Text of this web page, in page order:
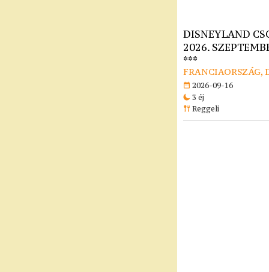
DISNEYLAND
2026.
***
FRANCIAORSZÁG,
2026-09-16
3 éj
Reggeli